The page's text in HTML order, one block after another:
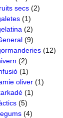
secs (2)
(1)
(2)
(9)
(12)
(2)
(1)
oliver (1)
(1)
(5)
(4)